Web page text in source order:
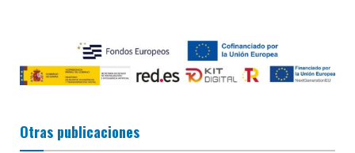
Otras publicaciones